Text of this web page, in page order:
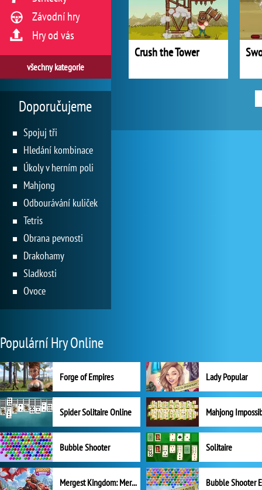
Crush the Tower
Závodní hry
Hry od vás
všechny kategorie
Doporučujeme
Spojuj tři
Hledání kombinace
Úkoly v herním poli
Mahjong
Odbourávání kuliček
Tetris
Obrana pevnosti
Drakohamy
Sladkosti
Ovoce
Populární Hry Online
Forge of Empires Lady Popular
Spider Solitaire Online Mahjong
Bubble Shooter Solitaire
Mergest Kingdom: Merge Puzzle